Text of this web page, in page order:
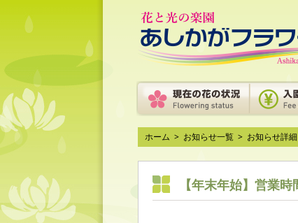
ホーム > お知らせ一覧 > お知らせ詳細
【年末年始】営業